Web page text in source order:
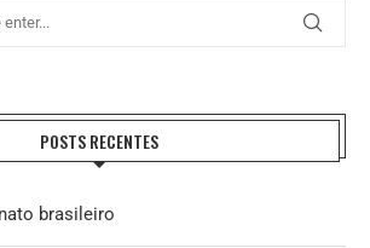
POSTS RECENTES
brasileiro